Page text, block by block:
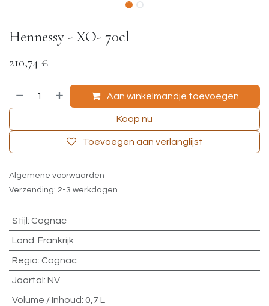
Hennessy - XO- 70cl
210,74 €
Aan winkelmandje toevoegen
Koop nu
Toevoegen aan verlanglijst
Algemene voorwaarden
Verzending: 2-3 werkdagen
Stijl : Cognac
Land: Frankrijk
Regio: Cognac
Jaartal : NV
Volume / Inhoud: 0,7 L